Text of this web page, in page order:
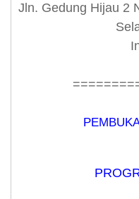
Jln. Gedung Hijau 2